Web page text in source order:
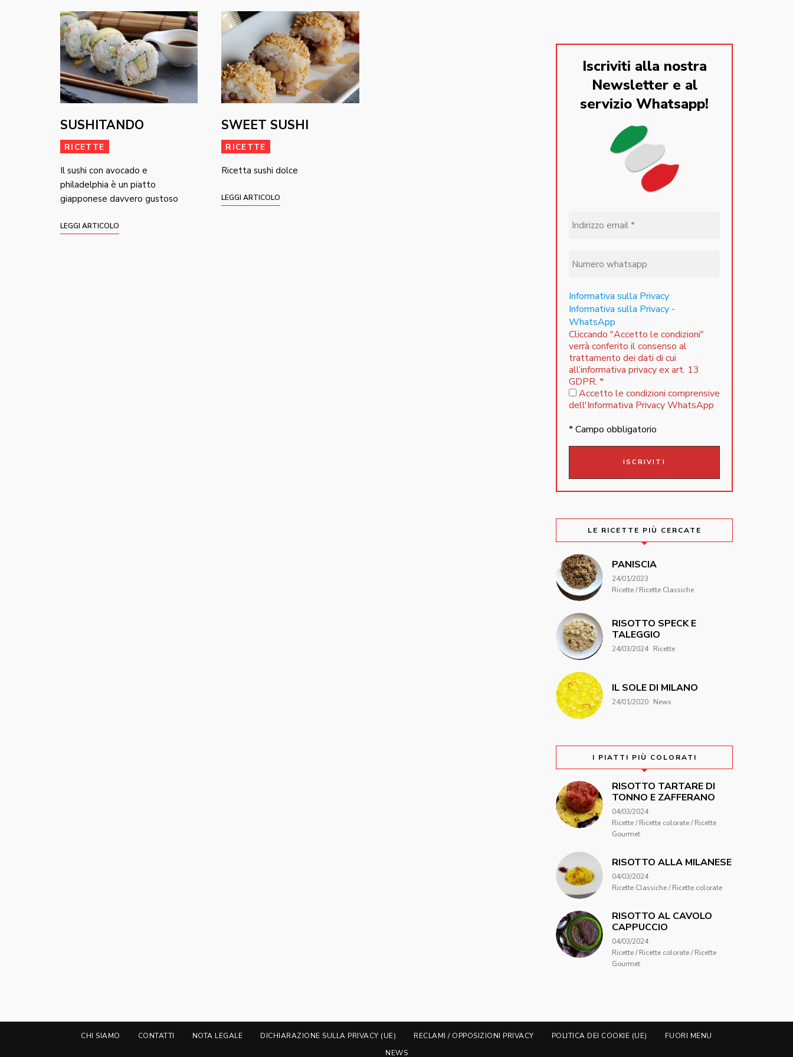
SUSHITANDO
RICETTE
Il sushi con avocado e
philadelphia è un piatto
giapponese davvero gustoso
LEGGI ARTICOLO
SWEET SUSHI
RICETTE
Ricetta sushi dolce
LEGGI ARTICOLO
Iscriviti alla nostra
Newsletter e al
servizio Whatsapp!
Informativa sulla Privacy
Informativa sulla Privacy -
WhatsApp
Cliccando "Accetto le condizioni"
verrà conferito il consenso al
trattamento dei dati di cui
all’informativa privacy ex art. 13
GDPR. *
Accetto le condizioni comprensive
dell'Informativa Privacy WhatsApp
* Campo obbligatorio
LE RICETTE PIÙ CERCATE
PANISCIA
24/01/2023
Ricette / Ricette Classiche
RISOTTO SPECK E
TALEGGIO
24/03/2024 Ricette
IL SOLE DI MILANO
24/01/2020 News
I PIATTI PIÙ COLORATI
RISOTTO TARTARE DI
TONNO E ZAFFERANO
04/03/2024
Ricette / Ricette colorate / Ricette
Gourmet
RISOTTO ALLA MILANESE
04/03/2024
Ricette Classiche / Ricette colorate
RISOTTO AL CAVOLO
CAPPUCCIO
04/03/2024
Ricette / Ricette colorate / Ricette
Gourmet
CHI SIAMO CONTATTI NOTA LEGALE DICHIARAZIONE SULLA PRIVACY (UE) RECLAMI / OPPOSIZIONI PRIVACY POLITICA DEI COOKIE (UE)
FUORI MENU
NEWS